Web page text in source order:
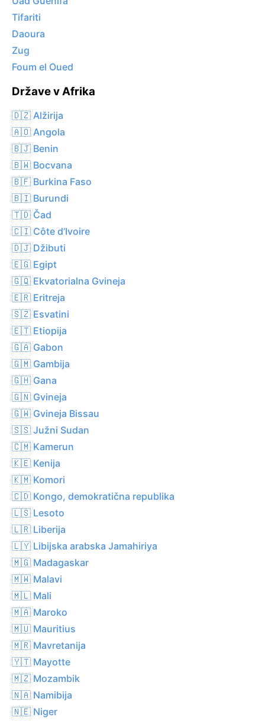
Tifariti
Daoura
Zug
Foum el Oued
Države v Afrika
🇩🇿 Alžirija
🇦🇴 Angola
🇧🇯 Benin
🇧🇼 Bocvana
🇧🇫 Burkina Faso
🇧🇮 Burundi
🇹🇩 Čad
🇨🇮 Côte d’Ivoire
🇩🇯 Džibuti
🇪🇬 Egipt
🇬🇶 Ekvatorialna Gvineja
🇪🇷 Eritreja
🇸🇿 Esvatini
🇪🇹 Etiopija
🇬🇦 Gabon
🇬🇲 Gambija
🇬🇭 Gana
🇬🇳 Gvineja
🇬🇼 Gvineja Bissau
🇸🇸 Južni Sudan
🇨🇲 Kamerun
🇰🇪 Kenija
🇰🇲 Komori
🇨🇩 Kongo, demokratična republika
🇱🇸 Lesoto
🇱🇷 Liberija
🇱🇾 Libijska arabska Jamahiriya
🇲🇬 Madagaskar
🇲🇼 Malavi
🇲🇱 Mali
🇲🇦 Maroko
🇲🇺 Mauritius
🇲🇷 Mavretanija
🇾🇹 Mayotte
🇲🇿 Mozambik
🇳🇦 Namibija
🇳🇪 Niger